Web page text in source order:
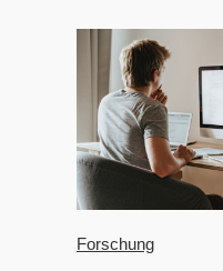
Forschung